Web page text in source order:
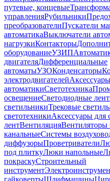
путевые, концевые
управленияРубильники
преобразователиПускатели
автоматикаВыключатели
нагрузкиКонтакторы
оборудованиеУЗИП
двигателяДифференциальные
автоматыУЗОКонденсаторы
электродвигателей
автоматикиСветотехника
освещениеСветодиодные
светильникиТрековые
светотехникиАксессуары для
лентВентиляция
канальныеСистемы
диффузорыПроветриватели
под плиткуЛюки напольные
покраскуСтроительный
инструмент
гайковертыШлифмашины